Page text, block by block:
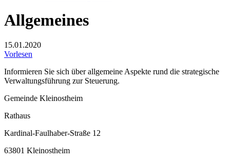
Allgemeines
15.01.2020
Vorlesen
Informieren Sie sich über allgemeine Aspekte rund die strategische
Verwaltungsführung zur Steuerung.
Gemeinde Kleinostheim
Rathaus
Kardinal-Faulhaber-Straße 12
63801 Kleinostheim